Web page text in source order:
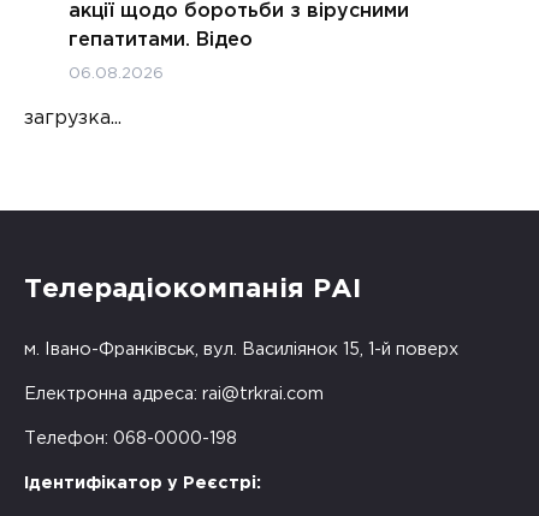
акції щодо боротьби з вірусними
гепатитами. Відео
06.08.2026
загрузка...
Телерадіокомпанія РАІ
м. Івано-Франківськ, вул. Василіянок 15, 1-й поверх
Електронна адреса: rai@trkrai.com
Телефон: 068-0000-198
Ідентифікатор у Реєстрі: